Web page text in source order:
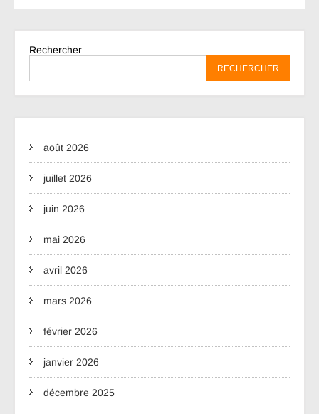
Rechercher
RECHERCHER
août 2026
juillet 2026
juin 2026
mai 2026
avril 2026
mars 2026
février 2026
janvier 2026
décembre 2025